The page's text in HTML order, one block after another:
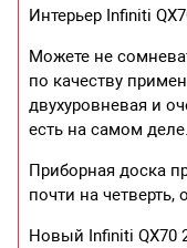
Интерьер Infiniti
Можете не
по качеству
двухуровневая и
есть на самом деле.
Приборная доска
почти на
Новый Infiniti QX70